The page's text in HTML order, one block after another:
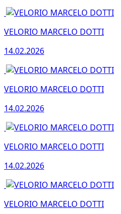
VELORIO MARCELO DOTTI
14.02.2026
VELORIO MARCELO DOTTI
14.02.2026
VELORIO MARCELO DOTTI
14.02.2026
VELORIO MARCELO DOTTI